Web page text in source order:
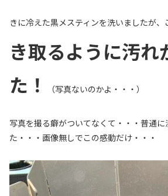
きに冷えた黒メスティンを洗いましたが、
き取るように汚れ
た！
（写真ないのかよ・・・）
写真を撮る癖がついてなくて・・・普通に
た・・・画像無しでこの感動だけ・・・